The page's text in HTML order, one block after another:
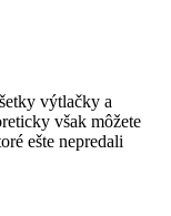
výtlačky a
však môžete
ešte nepredali